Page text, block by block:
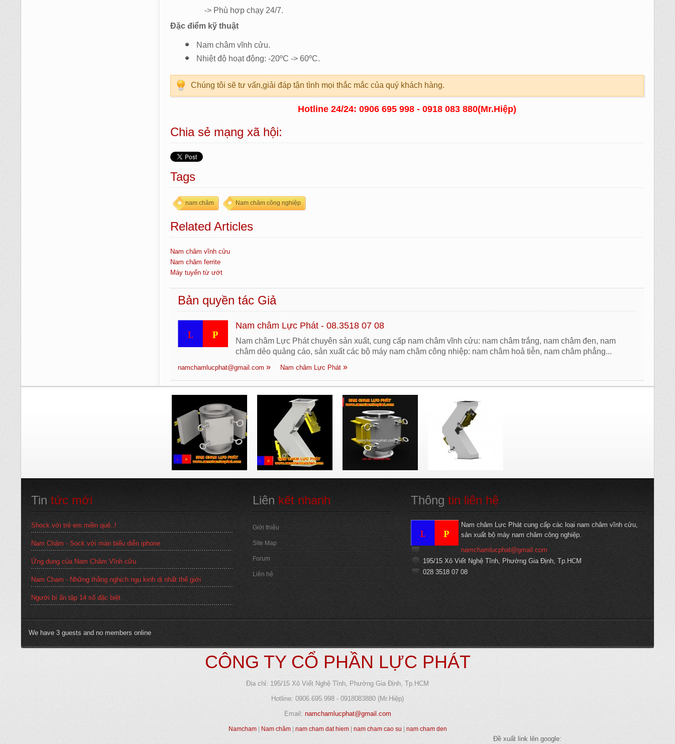
-> Phù hợp chạy 24/7.
Đặc điểm kỹ thuật
Nam châm vĩnh cửu.
Nhiệt độ hoạt động: -20ºC -> 60ºC.
Chúng tôi sẽ tư vấn,giải đáp tận tình mọi thắc mắc của quý khách hàng.
Hotline 24/24: 0906 695 998 - 0918 083 880(Mr.Hiệp)
Chia sẻ mạng xã hội:
Tags
nam châm Nam châm công nghiệp
Related Articles
Nam châm vĩnh cửu
Nam châm ferrite
Máy tuyển từ ướt
Bản quyền tác Giả
Nam châm Lực Phát - 08.3518 07 08
Nam châm Lực Phát chuyên sản xuất, cung cấp nam châm vĩnh cửu: nam châm trắng, nam châm đen, nam
châm dẻo quảng cáo, sản xuất các bộ máy nam châm công nhiệp: nam châm hoả tiễn, nam châm phẳng...
namchamlucphat@gmail.com Nam châm Lực Phát
Tin tức mới
Shock với trẻ em miền quê..!
Nam Châm - Sock với màn biểu diễn iphone
Ứng dụng của Nam Châm Vĩnh cữu
Nam Cham - Những thằng nghịch ngu kinh dị nhất thế giới
Người bí ẩn tập 14 số đặc biệt
Liên kết nhanh
Giới thiệu
Site Map
Forum
Liên hệ
Thông tin liên hệ
Nam châm Lực Phát cung cấp các loại nam châm vĩnh cửu,
sản xuất bộ máy nam châm công nghiệp.
namchamlucphat@gmail.com
195/15 Xô Viết Nghệ Tĩnh, Phường Gia Định, Tp.HCM
028 3518 07 08
We have 3 guests and no members online
CÔNG TY CỔ PHẦN LỰC PHÁT
Địa chỉ: 195/15 Xô Viết Nghệ Tĩnh, Phường Gia Định, Tp.HCM
Hotline: 0906.695.998 - 0918083880 (Mr.Hiệp)
Email: namchamlucphat@gmail.com
Namcham| Nam châm| nam cham dat hiem| nam cham cao su nam cham den
Đề xuất link lên google: